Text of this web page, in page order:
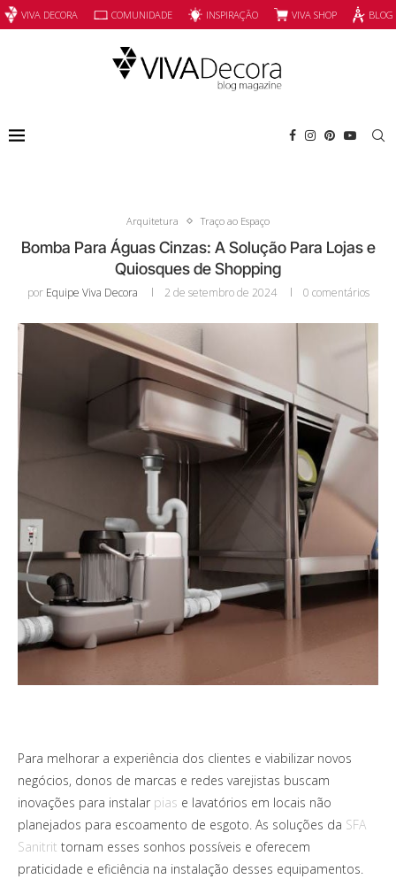
VIVA DECORA COMUNIDADE INSPIRAÇÃO VIVA SHOP
Arquitetura Traço ao Espaço
Bomba Para Águas Cinzas: A Solução Para Lojas e
Quiosques de Shopping
por Equipe Viva Decora 2 de setembro de 2024 0 comentários
Para melhorar a experiência dos clientes e viabilizar novos
negócios, donos de marcas e redes varejistas buscam
inovações para instalar pias e lavatórios em locais não
planejados para escoamento de esgoto. As soluções da SFA
Sanitrit tornam esses sonhos possíveis e oferecem
praticidade e eficiência na instalação desses equipamentos.